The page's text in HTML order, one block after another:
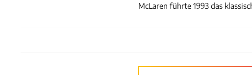
McLaren führte 1993 das